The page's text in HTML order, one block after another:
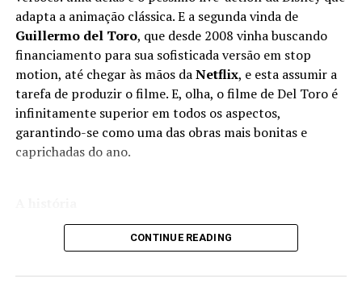
adapta a animação clássica. E a segunda vinda de
Guillermo del Toro, que desde 2008 vinha buscando
financiamento para sua sofisticada versão em stop
motion, até chegar às mãos daNetflix, e esta assumir a
tarefa de produzir o filme. E, olha, o filme de Del Toro é
infinitamente superior em todos os aspectos,
garantindo-se como uma das obras mais bonitas e
caprichadas do ano.
A trama do filme volta às origens da obra original
depressão do carpinteiro Gepeto (voz de Doug
CONTINUE READING